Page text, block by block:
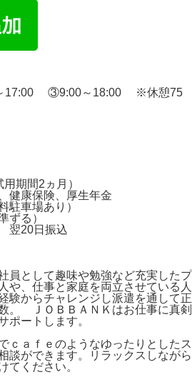
17:00 ③9:00～18:00 ※休憩75
期間2ヵ月）
健康保険、厚生年金
車場あり）
ずる）
翌20日振込
員として趣味や勉強など充実したプ
や、仕事と家庭を両立させている人
からチャレンジし派遣を通して正
。 ＪＯＢＢＡＮＫはお仕事に真剣
ポートします。
ｃａｆｅのようなゆったりとしたス
談ができます。リラックスしながら
てください。